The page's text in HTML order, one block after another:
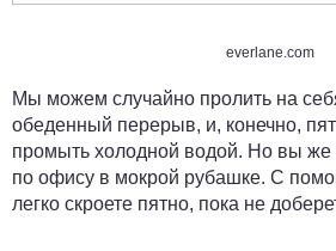
everlane.com
Мы можем случайно пролить на
обеденный перерыв, и, конечно,
промыть холодной водой. Но вы же
по офису в мокрой рубашке. С
легко скроете пятно, пока не